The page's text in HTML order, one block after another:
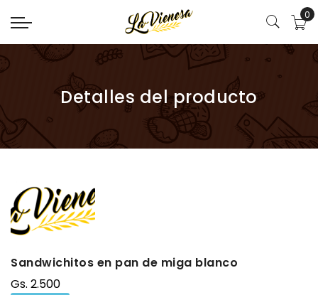
0
Detalles del producto
Sandwichitos en pan de miga blanco
Gs. 2.500